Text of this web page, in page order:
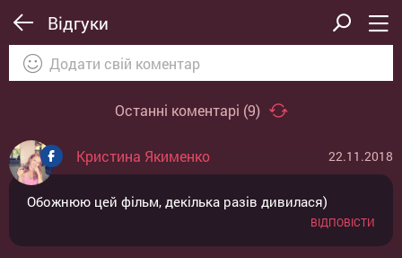
Відгуки
ВІДПРАВИТИ
Останні коментарі (9)
Кристина Якименко 22.11.2018
Обожнюю цей фiльм, декiлька разiв дивилася)
ВІДПОВІСТИ